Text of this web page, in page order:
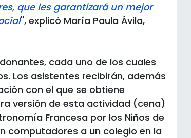
que les garantizará un mejor
", explicó María Paula Ávila,
cada uno de los cuales
Los asistentes recibirán, además
con el que se obtiene
versión de esta actividad (cena)
Francesa por los Niños de
computadores a un colegio en la